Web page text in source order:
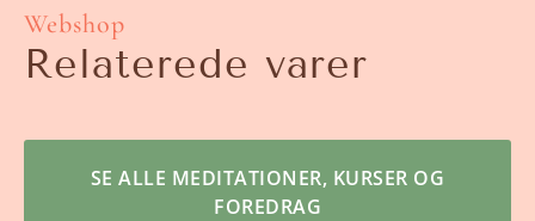
Webshop
Relaterede varer
SE ALLE MEDITATIONER, KURSER OG
FOREDRAG